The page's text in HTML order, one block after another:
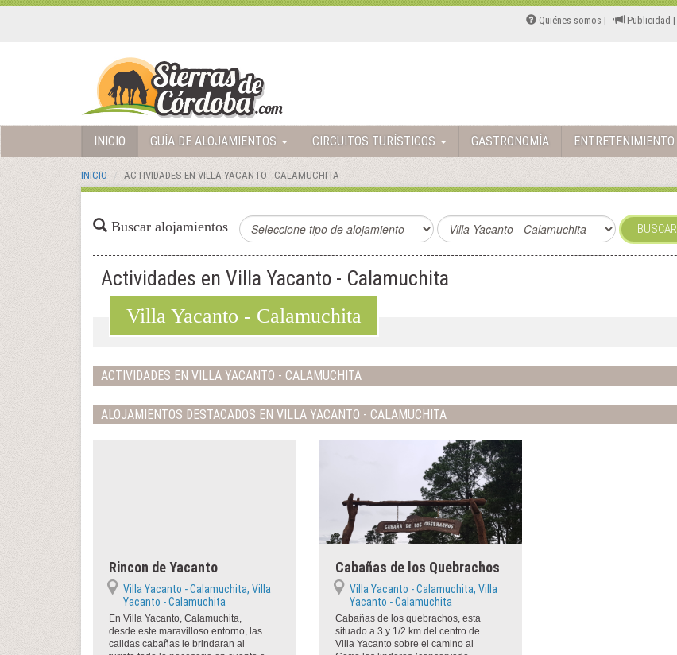
Quiénes somos | Publicidad |
INICIO GUÍA DE ALOJAMIENTOS CIRCUITOS TURÍSTICOS GASTRONOMÍA ENTRETENIMIENTO
INICIO ACTIVIDADES EN VILLA YACANTO - CALAMUCHITA
Buscar alojamientos BUSCAR
Actividades en Villa Yacanto - Calamuchita
Villa Yacanto - Calamuchita
ACTIVIDADES EN VILLA YACANTO - CALAMUCHITA
ALOJAMIENTOS DESTACADOS EN VILLA YACANTO - CALAMUCHITA
Rincon de Yacanto
Villa Yacanto - Calamuchita, Villa
Yacanto - Calamuchita
En Villa Yacanto, Calamuchita,
desde este maravilloso entorno, las
calidas cabañas le brindaran al
Cabañas de los Quebrachos
Villa Yacanto - Calamuchita, Villa
Yacanto - Calamuchita
Cabañas de los quebrachos, esta
situado a 3 y 1/2 km del centro de
Villa Yacanto sobre el camino al